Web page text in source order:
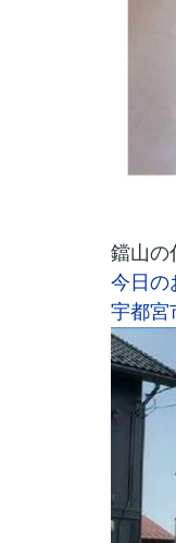
鐺山の
今日の
宇都